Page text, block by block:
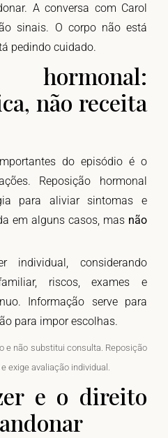
A conversa com Carol
sinais. O corpo não está
pedindo cuidado.
hormonal:
não receita
do episódio é o
Reposição hormonal
para aliviar sintomas e
em alguns casos, mas não
individual, considerando
riscos, exames e
Informação serve para
para impor escolhas.
e não substitui consulta. Reposição
exige avaliação individual.
e o direito